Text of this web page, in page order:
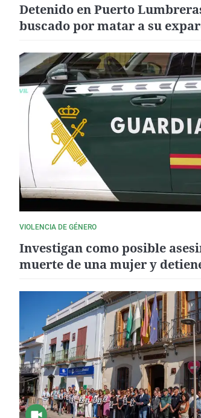
Detenido en Puerto
buscado por matar a su
VIOLENCIA DE GÉNERO
Investigan como posible
muerte de una mujer y